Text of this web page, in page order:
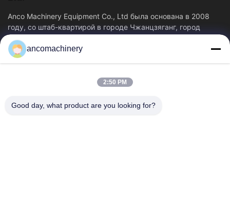
Anco Machinery Equipment Co., Ltd была основана в 2008
году, со штаб-квартирой в городе Чжанцзяганг, город
Сучжоу, провинция Цзянсу.
Быстрые Ссылки
О Компании
Наша Фабрика
Контроль Качества
ancomachinery
2:50 PM
Good day, what product are you looking for?